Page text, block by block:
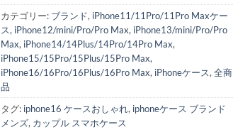
カテゴリー: ブランド, iPhone11/11Pro/11Pro Maxケー
ス, iPhone12/mini/Pro/Pro Max, iPhone13/mini/Pro/Pro
Max, iPhone14/14Plus/14Pro/14Pro Max,
iPhone15/15Pro/15Plus/15Pro Max,
iPhone16/16Pro/16Plus/16Pro Max, iPhoneケース, 全商
品
タグ: iphone16 ケースおしゃれ, iphoneケース ブランド
メンズ, カップル スマホケース